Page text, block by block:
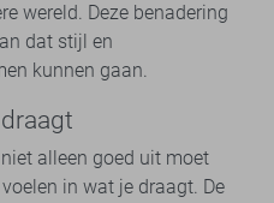
wereld. Deze benadering
dat stijl en
kunnen gaan.
alleen goed uit moet
in wat je draagt. De